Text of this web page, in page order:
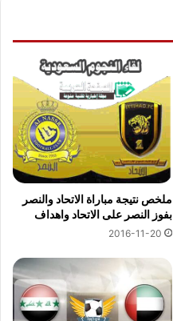
ملخص نتيجة مباراة الاتحاد والنصر
بفوز النصر على الاتحاد واهداف
2016-11-20